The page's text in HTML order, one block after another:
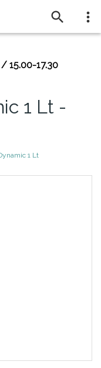
15.00-17.30
1 Lt -
1 Lt